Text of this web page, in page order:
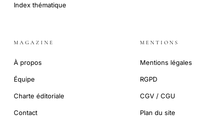
Index thématique
MAGAZINE
À propos
Équipe
Charte éditoriale
Contact
MENTIONS
Mentions légales
RGPD
CGV / CGU
Plan du site